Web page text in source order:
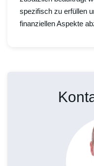
spezifisch zu erfüllen
finanziellen Aspekte